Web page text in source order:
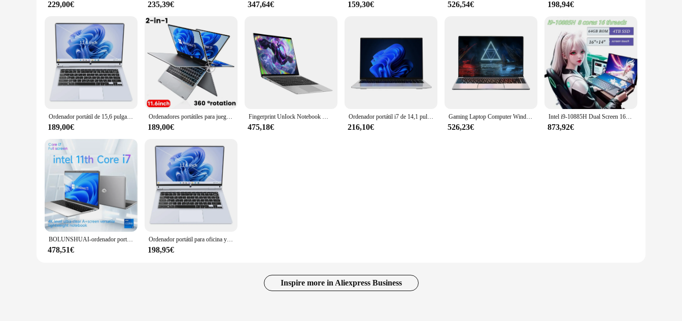
229,00€ 235,39€ 347,64€ 159,30€ 526,54€ 198,94€
Ordenador portátil de 15,6 pulgadas, 32GB de Ram, 2TB de SSD, Windows 11, Intel N5095, Ordenador de oficina con cámara Wifi, huella dactilar retroiluminada
189,00€
Ordenadores portátiles para juegos con Windows 11, Notebook con pantalla completa y antiluz azul, ordenador desbloqueado de 2024 pulgadas, N5095, 15,6 GB, 512
189,00€
Fingerprint UnIock Notebook Windows 11 Pro 15.6 inch Laptop Computer PC Gamer Intel Core i7 8500Y Office Study Gaming Laptops i7
475,18€
Ordenador portátil i7 de 14,1 pulgadas, i7-7500U Notebook con Intel Core, Windows 11, 12GB de RAM, 1TB/2TB SSD, 1920x1080
216,10€
Gaming Laptop Computer Windows 11 Intel Core i9 8950HK 16GB DDR4 1TB 2TB SSD Laptops Office Study Notebook PC Gamer Computers
526,23€
Intel i9-10885H Dual Screen 16"+14" Gaming Laptop 64G RAM 1TB SSD Business Office Design Notebook Computer Support External GPU
873,92€
BOLUNSHUAI-ordenador portátil de 15,6 pulgadas, procesador Intel N95 o i7, 16GB de RAM, 1TB SSD, resolución FULL HD, para oficina y estudio
478,51€
Ordenador portátil para oficina y estudio, dispositivo con Windows 11, 32GB, DDR4, 1TB, SSD, N95, desbloqueo, pantalla FHD, 15,6 pulgadas
198,95€
Inspire more in Aliexpress Business